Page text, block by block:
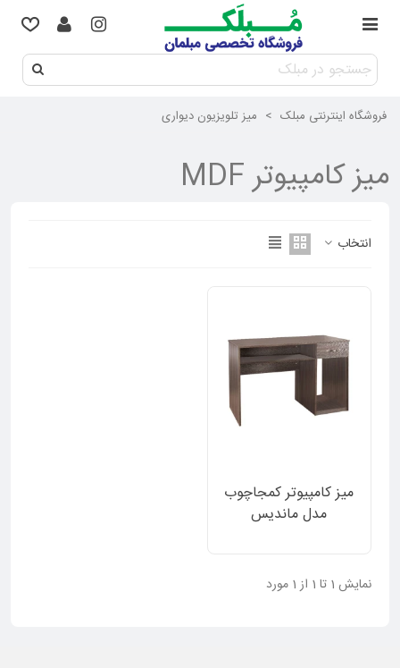
فروشگاه اینترنتی مبلک > میز تلویزیون دیواری
میز کامپیوتر MDF
انتخاب
میز کامپیوتر کمجاچوب
مدل ماندیس
نمایش 1 تا 1 از 1 مورد